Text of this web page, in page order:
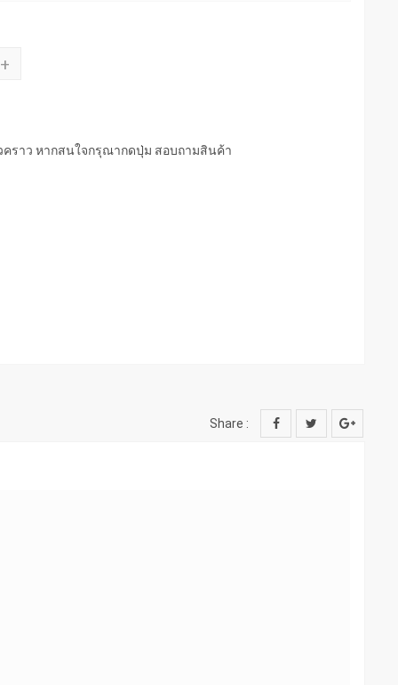
+
ราว หากสนใจกรุณากดปุ่ม สอบถามสินค้า
Share :